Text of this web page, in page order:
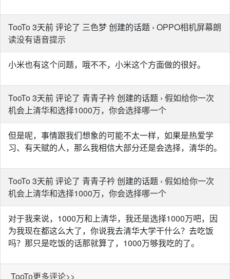
TooTo 3天前 评论了 三色梦创建的话题 › OPPO相机屏幕朗
读没有语音提示
小米也有这个问题，哦不不，小米这个方面做的很好。
TooTo 3天前 评论了 青青子衿创建的话题 › 假如给你一次
机会上清华和选择1000万，你会选择哪一个
但是呢，事情跟我们想象的可能不太一样，如果是热爱学
习、有天赋的人，那么我相信大部分还是会选择，清华的。
TooTo 3天前 评论了 青青子衿创建的话题 › 假如给你一次
机会上清华和选择1000万，你会选择哪一个
对于我来说，1000万和上清华，我还是选择1000万吧，因
为我现在都这么大了，你说我去清华大学干什么？去吃饭
吗？那只是吃饭的话那就算了，1000万够我吃的了。
TooTo更多评论>>